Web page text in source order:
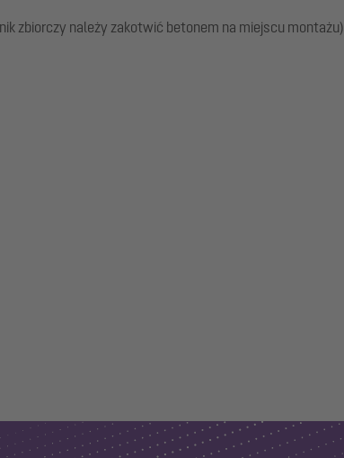
zbiorczy należy zakotwić betonem na miejscu montażu)